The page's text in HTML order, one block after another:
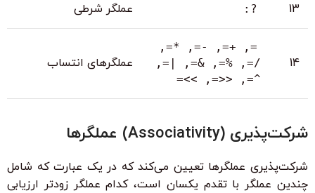
13
?: عملگر شرطی
14
=, +=, -=, *=,
/=, %=, &=, |=,
^=, <<=, >>=
عملگرهای انتساب
شرکت‌پذیری (Associativity) عملگرها
شرکت‌پذیری عملگرها تعیین می‌کند که در یک عبارت که شامل
چندین عملگر با تقدم یکسان است، کدام عملگر زودتر ارزیابی